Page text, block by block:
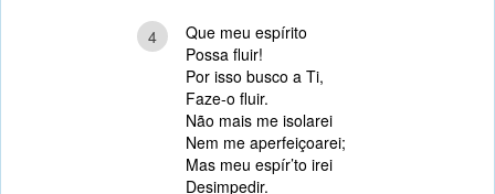
4
Que meu espírito
Possa fluir!
Por isso busco a Ti,
Faze-o fluir.
Não mais me isolarei
Nem me aperfeiçoarei;
Mas meu espír’to irei
Desimpedir.